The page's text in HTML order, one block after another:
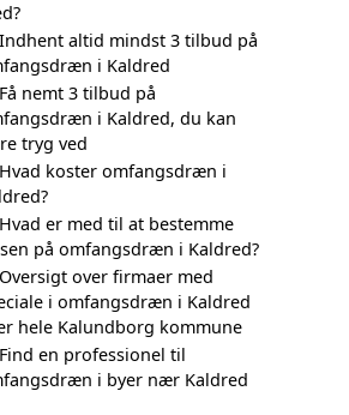
Indhent altid mindst 3 tilbud på
i Kaldred
Få nemt 3 tilbud på
i Kaldred, du kan
tryg ved
Hvad koster omfangsdræn i
Hvad er med til at bestemme
på omfangsdræn i Kaldred?
Oversigt over firmaer med
i omfangsdræn i Kaldred
hele Kalundborg kommune
Find en professionel til
i byer nær Kaldred